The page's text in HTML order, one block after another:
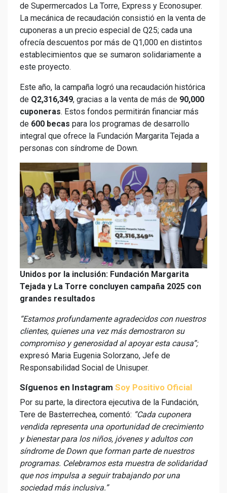
de Supermercados La Torre, Express y Econosuper.
La mecánica de recaudación consistió en la venta de
cuponeras a un precio especial de Q25; cada una
ofrecía descuentos por más de Q1,000 en distintos
establecimientos que se sumaron solidariamente a
este proyecto.
Este año, la campaña logró una recaudación histórica
de Q2,316,349, gracias a la venta de más de 90,000
cuponeras. Estos fondos permitirán financiar más
de 600 becas para los programas de desarrollo
integral que ofrece la Fundación Margarita Tejada a
personas con síndrome de Down.
Unidos por la inclusión: Fundación Margarita
Tejada y La Torre concluyen campaña 2025 con
grandes resultados
“Estamos profundamente agradecidos con nuestros
clientes, quienes una vez más demostraron su
compromiso y generosidad al apoyar esta causa”;
expresó Maria Eugenia Solorzano, Jefe de
Responsabilidad Social de Unisuper.
Síguenos en Instagram Soy Positivo Oficial
Por su parte, la directora ejecutiva de la Fundación,
Tere de Basterrechea, comentó: “Cada cuponera
vendida representa una oportunidad de crecimiento
y bienestar para los niños, jóvenes y adultos con
síndrome de Down que forman parte de nuestros
programas. Celebramos esta muestra de solidaridad
que nos impulsa a seguir trabajando por una
sociedad más inclusiva.”